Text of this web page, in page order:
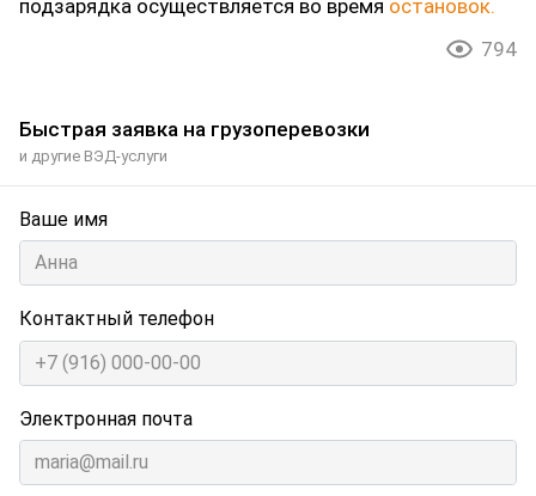
подзарядка осуществляется во время остановок.
794
Быстрая заявка на грузоперевозки
и другие ВЭД-услуги
Ваше имя
Контактный телефон
Электронная почта